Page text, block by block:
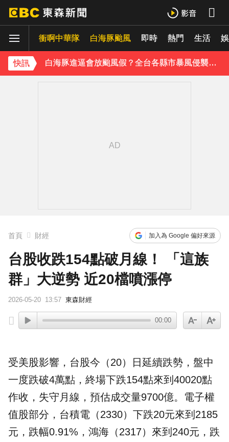
衝啊中華隊 白海豚颱風 即時 熱門 生活
快訊
白海豚進逼會放颱風假？全台各縣市暴風侵襲率曝
《理財達人秀》X 安聯投信免費講座報名中！搶先卡位 2027
首頁 財經 加入為 Google 偏好來源
台股收跌154點破月線！ 「這族
群」大逆勢 近20檔噴漲停
2026-05-20 13:57 東森財經
00:00
受美股影響， 台股今（20）日延續跌勢，盤中
一度跌破4萬點，終場下跌154點來到40020點
作收，失守月線，預估成交量9700億。電子權
值股部分， 台積電 （2330）下跌20元來到2185
元，跌幅0.91%，鴻海（2317）來到240元，跌